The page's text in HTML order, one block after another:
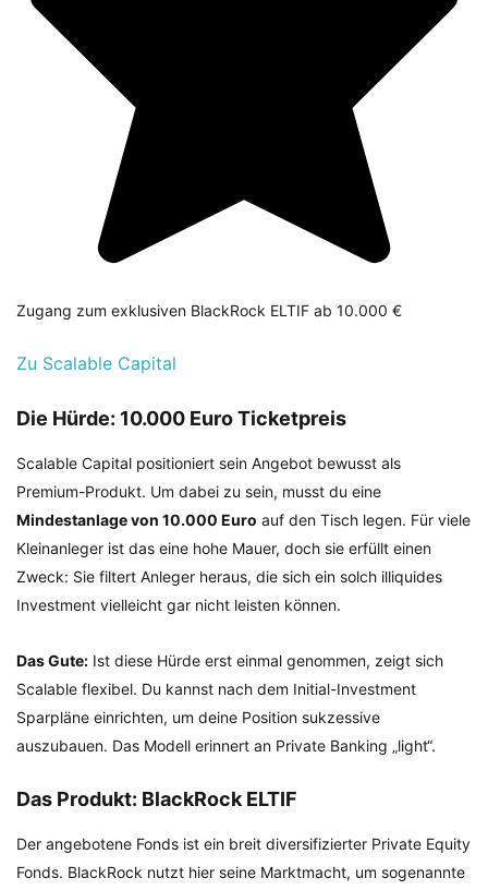
Zugang zum exklusiven BlackRock ELTIF ab 10.000 €
Zu Scalable Capital
Die Hürde: 10.000 Euro Ticketpreis
Scalable Capital positioniert sein Angebot bewusst als
Premium-Produkt. Um dabei zu sein, musst du eine
Mindestanlage von 10.000 Euro auf den Tisch legen. Für viele
Kleinanleger ist das eine hohe Mauer, doch sie erfüllt einen
Zweck: Sie filtert Anleger heraus, die sich ein solch illiquides
Investment vielleicht gar nicht leisten können.
Das Gute: Ist diese Hürde erst einmal genommen, zeigt sich
Scalable flexibel. Du kannst nach dem Initial-Investment
Sparpläne einrichten, um deine Position sukzessive
auszubauen. Das Modell erinnert an Private Banking „light“.
Das Produkt: BlackRock ELTIF
Der angebotene Fonds ist ein breit diversifizierter Private Equity
Fonds. BlackRock nutzt hier seine Marktmacht, um sogenannte